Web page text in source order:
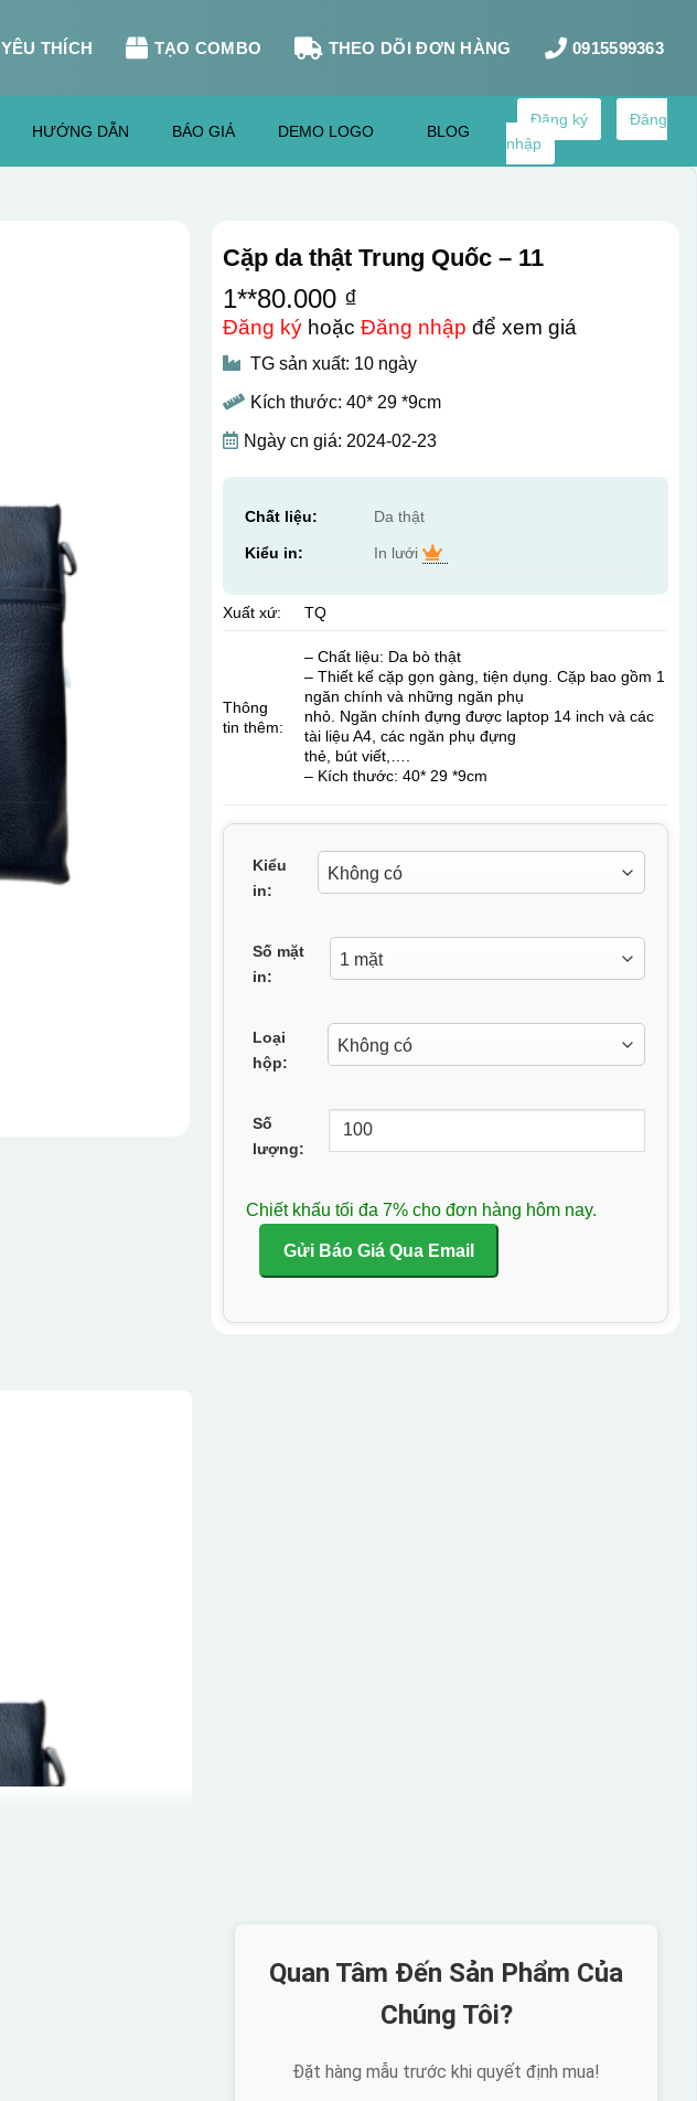
YÊU THÍCH TẠO COMBO THEO DÕI ĐƠN HÀNG 0915599363
HƯỚNG DẪN BÁO GIÁ DEMO LOGO BLOG
Đăng ký
Đăng
nhập
Cặp da thật Trung Quốc – 11
1**80.000 ₫
Đăng kýhoặc Đăng nhập để xem giá
TG sản xuất: 10 ngày
Kích thước: 40* 29 *9cm
Ngày cn giá: 2024-02-23
Chất liệu: Da thật
Kiểu in: In lưới
Xuất xứ: TQ
Thông
tin thêm:
– Chất liệu: Da bò thật
– Thiết kế cặp gọn gàng, tiện dụng. Cặp bao gồm 1
ngăn chính và những ngăn phụ
nhỏ. Ngăn chính đựng được laptop 14 inch và các
tài liệu A4, các ngăn phụ đựng
thẻ, bút viết,….
– Kích thước: 40* 29 *9cm
Kiểu
in:
Số mặt
in:
Loại
hộp:
Số
lượng:
Chiết khấu tối đa 7% cho đơn hàng hôm nay.
Gửi Báo Giá Qua Email
Quan Tâm Đến Sản Phẩm Của
Chúng Tôi?
Đặt hàng mẫu trước khi quyết định mua!